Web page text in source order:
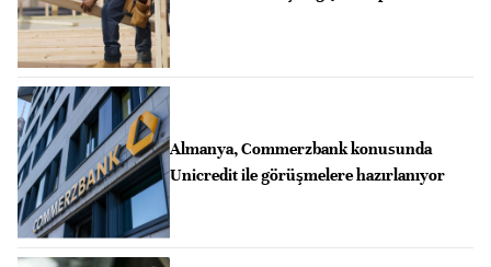
Almanya, Commerzbank konusunda
Unicredit ile görüşmelere hazırlanıyor